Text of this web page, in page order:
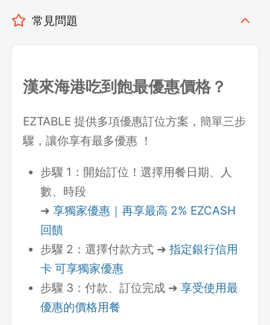
常見問題
漢來海港吃到飽最優惠價格？
EZTABLE 提供多項優惠訂位方案，簡單三步
驟，讓你享有最多優惠 ！
步驟 1：開始訂位！選擇用餐日期、人
數、時段
➜ 享獨家優惠｜再享最高 2% EZCASH
回饋
步驟 2：選擇付款方式 ➜ 指定銀行信用
卡 可享獨家優惠
步驟 3：付款、訂位完成 ➜ 享受使用最
優惠的價格用餐